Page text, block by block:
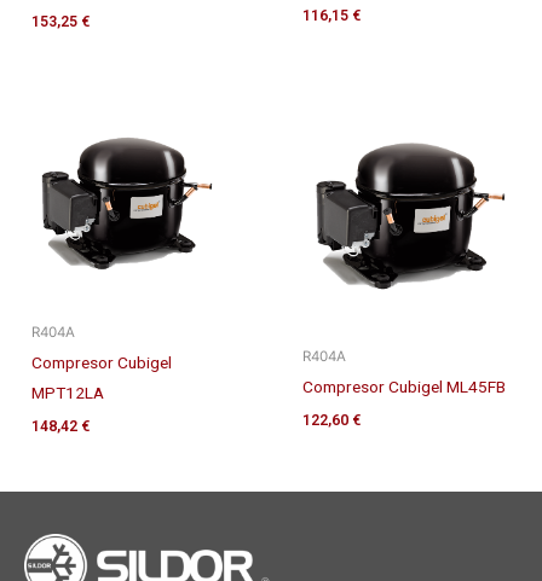
153,25 € 116,15 €
R404A
Compresor Cubigel
MPT12LA
148,42 €
R404A
Compresor Cubigel ML45FB
122,60 €